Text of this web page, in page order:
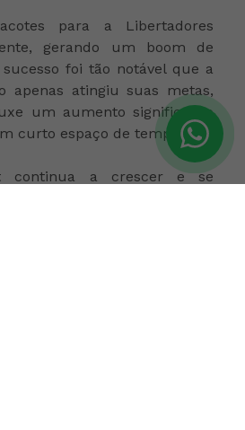
para a Libertadores
gerando um boom de
foi tão notável que a
apenas atingiu suas metas,
um aumento significativo
curto espaço de tempo.
continua a crescer e se